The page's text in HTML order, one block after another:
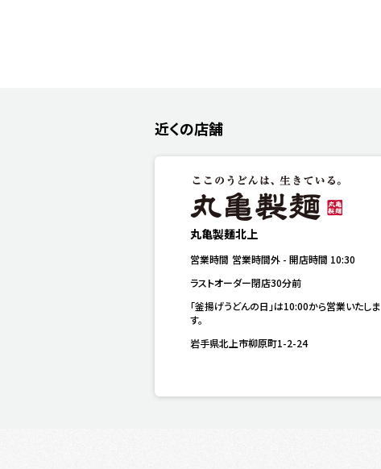
近くの店舗
丸亀製麺北上
営業時間 営業時間外 - 開店時間 10:30
ラストオーダー閉店30分前
「釜揚げうどんの日」は10:00から営業いたしま
す。
岩手県北上市柳原町1-2-24